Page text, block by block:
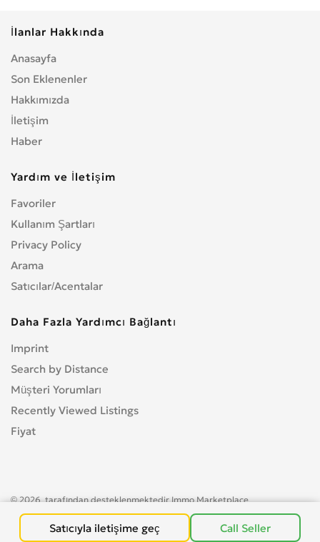
İlanlar Hakkında
Anasayfa
Son Eklenenler
Hakkımızda
İletişim
Haber
Yardım ve İletişim
Favoriler
Kullanım Şartları
Privacy Policy
Arama
Satıcılar/Acentalar
Daha Fazla Yardımcı Bağlantı
Imprint
Search by Distance
Müşteri Yorumları
Recently Viewed Listings
Fiyat
© 2026, tarafından desteklenmektedirImmo Marketplace